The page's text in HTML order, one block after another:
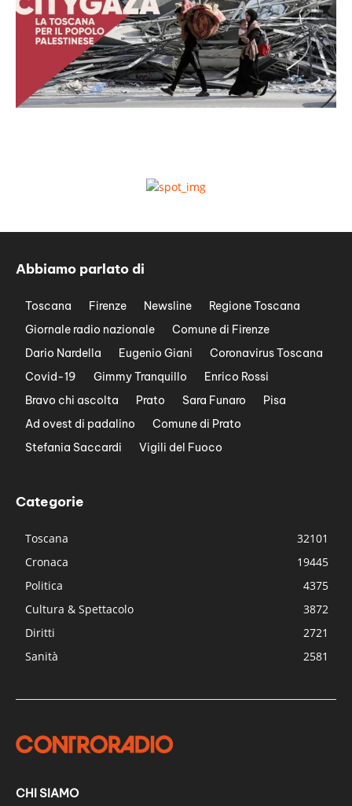
Abbiamo parlato di
Toscana Firenze Newsline
Regione Toscana
Giornale radio nazionale
Comune di Firenze
Dario Nardella
Eugenio Giani
Coronavirus Toscana
Covid-19
Gimmy Tranquillo
Enrico Rossi
Bravo chi ascolta
Prato Sara Funaro
Pisa
Ad ovest di padalino
Comune di Prato
Stefania Saccardi
Vigili del Fuoco
Categorie
Toscana
32101
Cronaca
19445
Politica
4375
Cultura & Spettacolo
3872
Diritti
2721
Sanità
2581
CHI SIAMO